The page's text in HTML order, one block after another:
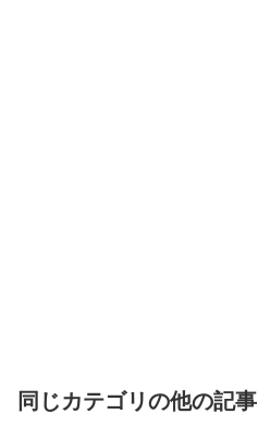
同じカテゴリの他の記事